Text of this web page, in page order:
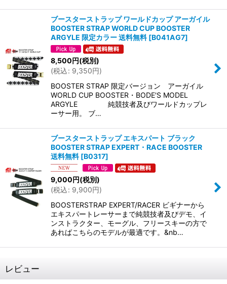
ブースターストラップ ワールドカップ アーガイル
BOOSTER STRAP WORLD CUP BOOSTER
ARGYLE 限定カラー 送料無料 [B041AG7]
8,500円(税別)
(税込: 9,350円)
BOOSTER STRAP 限定バージョン アーガイル
WORLD CUP BOOSTER・BODE'S MODEL
ARGYLE 純競技者及びワールドカップレ
ーサー用。 ブ…
ブースターストラップ エキスパート ブラック
BOOSTER STRAP EXPERT・RACE BOOSTER
送料無料 [B0317]
9,000円(税別)
(税込: 9,900円)
BOOSTERSTRAP EXPERT/RACER ビギナーから
エキスパートレーサーまで純競技者及びデモ、イ
ンストラクター、モーグル、フリースキーの方で
あればこちらのモデルが最適です。&nb…
レビュー